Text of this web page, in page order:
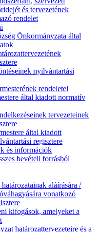
és tervezetének
rendelet
Önkormányzata által
nyilvántartási
rendeletei
által kiadott normatív
tervezeteinek
által kiadott
regisztere
és információk
bevételi forrásból
aláírására /
vonatkozó
kifogások, amelyeket a
határozattervezeteire és a